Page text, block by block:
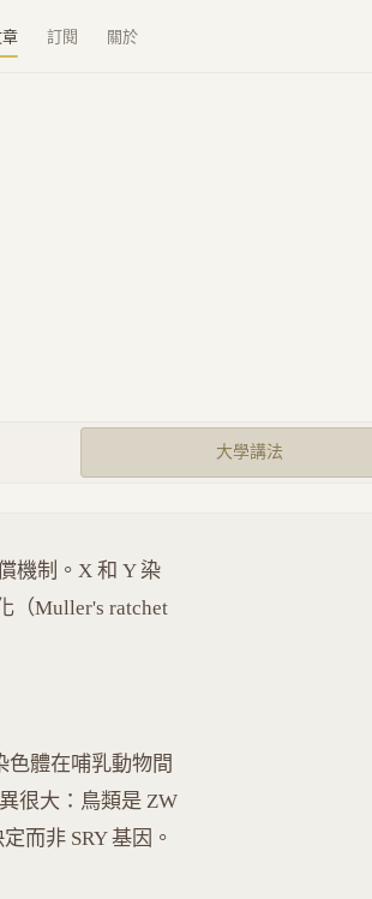
訂閱 關於
大學講法
機制。X 和 Y 染
（Muller's ratchet
色體在哺乳動物間
很大：鳥類是 ZW
而非 SRY 基因。